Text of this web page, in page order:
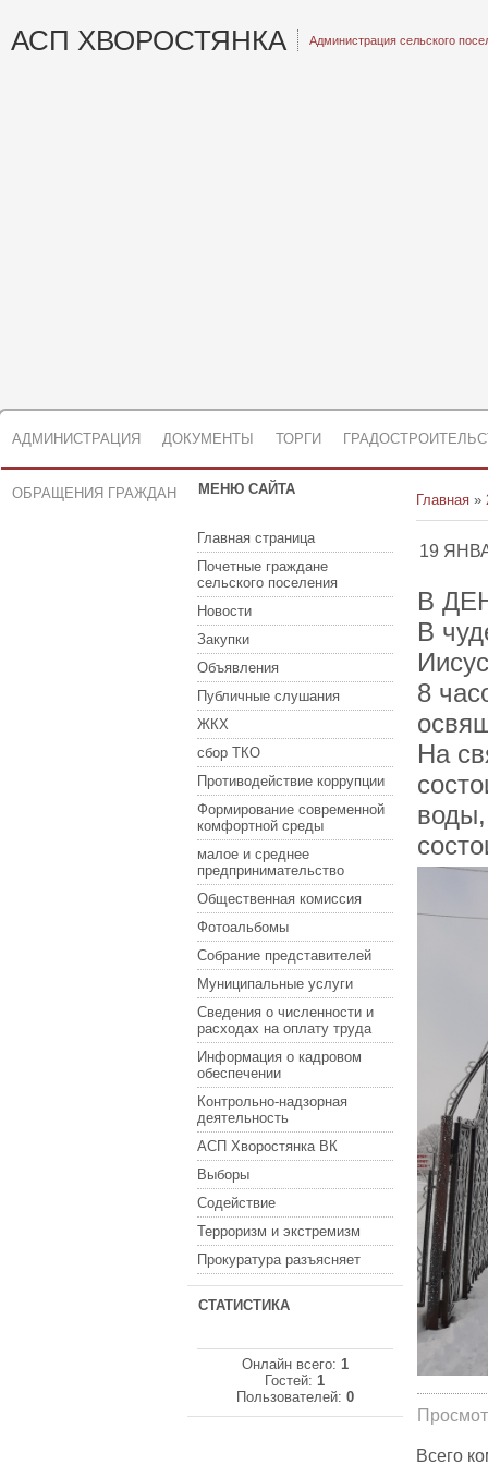
АСП ХВОРОСТЯНКА Администрация сельского
АДМИНИСТРАЦИЯ ДОКУМЕНТЫ ТОРГИ
ОБРАЩЕНИЯ ГРАЖДАН МЕНЮ САЙТА
Главная страница
Почетные граждане
сельского поселения
Новости
Закупки
Объявления
Публичные слушания
ЖКХ
сбор ТКО
Противодействие коррупции
Формирование современной
комфортной среды
малое и среднее
предпринимательство
Общественная комиссия
Фотоальбомы
Собрание представителей
Муниципальные услуги
Сведения о численности и
расходах на оплату труда
Информация о кадровом
обеспечении
Контрольно-надзорная
деятельность
АСП Хворостянка ВК
Выборы
Содействие
Терроризм и экстремизм
Прокуратура разъясняет
СТАТИСТИКА
Онлайн всего: 1
Гостей:1
Пользователей: 0
Главная »
19
В
В
8
На
Всего